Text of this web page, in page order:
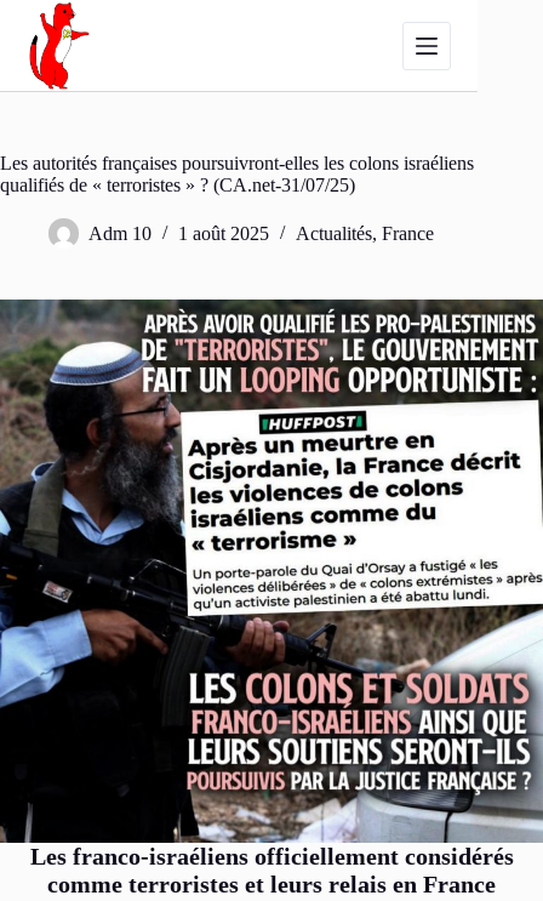
Passer
contenu
Les autorités françaises poursuivront-elles les colons israéliens
qualifiés de « terroristes » ? (CA.net-31/07/25)
Adm 10 1 août 2025 Actualités, France
Les franco-israéliens officiellement considérés
comme terroristes et leurs relais en France